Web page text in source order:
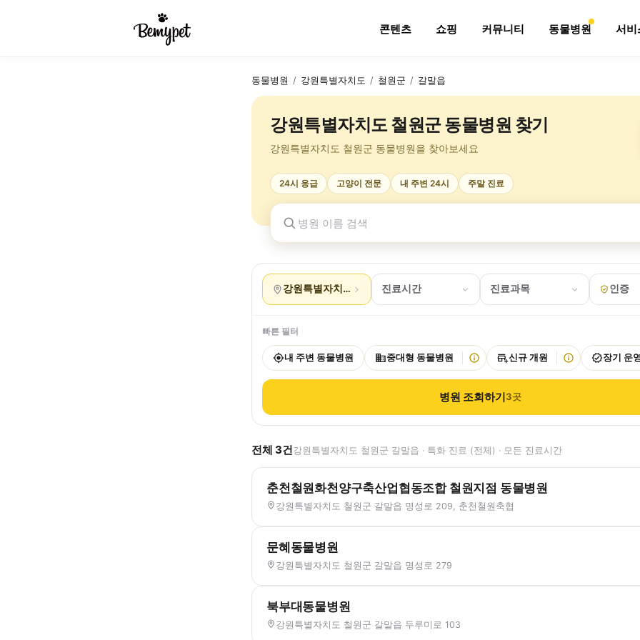
콘텐츠 쇼핑 커뮤니티 동물병원 서비
동물병원 / 강원특별자치도 / 철원군 / 갈말읍
강원특별자치도 철원군 동물병원 찾기
강원특별자치도 철원군 동물병원을 찾아보세요
24시 응급 고양이 전문 내 주변 24시 주말 진료
강원특별자치도 철원군 갈말읍
진료시간 진료과목 인증
빠른 필터
내 주변 동물병원 중대형 동물병원 신규 개원 장기 운
병원 조회하기3곳
전체 3건강원특별자치도 철원군 갈말읍 · 특화 진료 (전체) · 모든 진료시간
춘천철원화천양구축산업협동조합 철원지점 동물병원
강원특별자치도 철원군 갈말읍 명성로 209, 춘천철원축협
문혜동물병원
강원특별자치도 철원군 갈말읍 명성로 279
북부대동물병원
강원특별자치도 철원군 갈말읍 두루미로 103